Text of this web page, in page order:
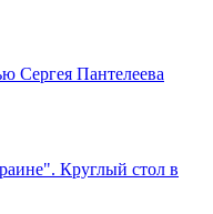
Сергея Пантелеева
Круглый стол в